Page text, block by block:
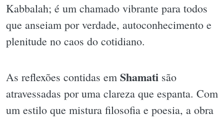
Kabbalah; é um chamado vibrante para todos
que anseiam por verdade, autoconhecimento e
plenitude no caos do cotidiano.
As reflexões contidas em Shamati são
atravessadas por uma clareza que espanta. Com
um estilo que mistura filosofia e poesia, a obra